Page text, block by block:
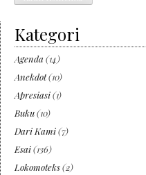
Kategori
Agenda (14)
Anekdot(10)
Apresiasi(1)
Buku(10)
Dari Kami(7)
Esai(136)
Lokomoteks(2)